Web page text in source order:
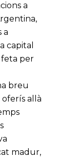
a
a
capital
feta per
breu
oferís allà
madur,